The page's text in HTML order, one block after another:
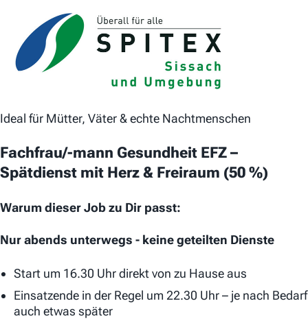
Ideal für Mütter, Väter & echte Nachtmenschen
Fachfrau/-mann Gesundheit EFZ –
Spätdienst mit Herz & Freiraum (50 %)
Warum dieser Job zu Dir passt:
Nur abends unterwegs - keine geteilten Dienste
Start um 16.30 Uhr direkt von zu Hause aus
Einsatzende in der Regel um 22.30 Uhr – je nach Bedarf
auch etwas später